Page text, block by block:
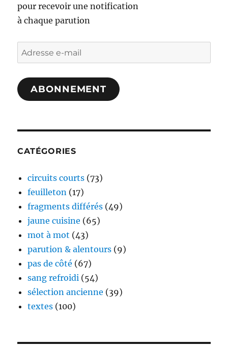
pour recevoir une notification
à chaque parution
Adresse
e-
mail
ABONNEMENT
CATÉGORIES
circuits courts (73)
feuilleton (17)
fragments différés (49)
jaune cuisine (65)
mot à mot (43)
parution & alentours (9)
pas de côté (67)
sang refroidi (54)
sélection ancienne (39)
textes (100)